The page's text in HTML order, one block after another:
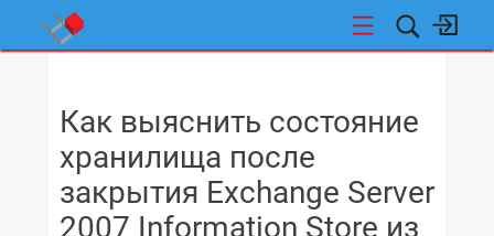
Как выяснить состояние
хранилища после
закрытия Exchange Server
2007 Information Store из